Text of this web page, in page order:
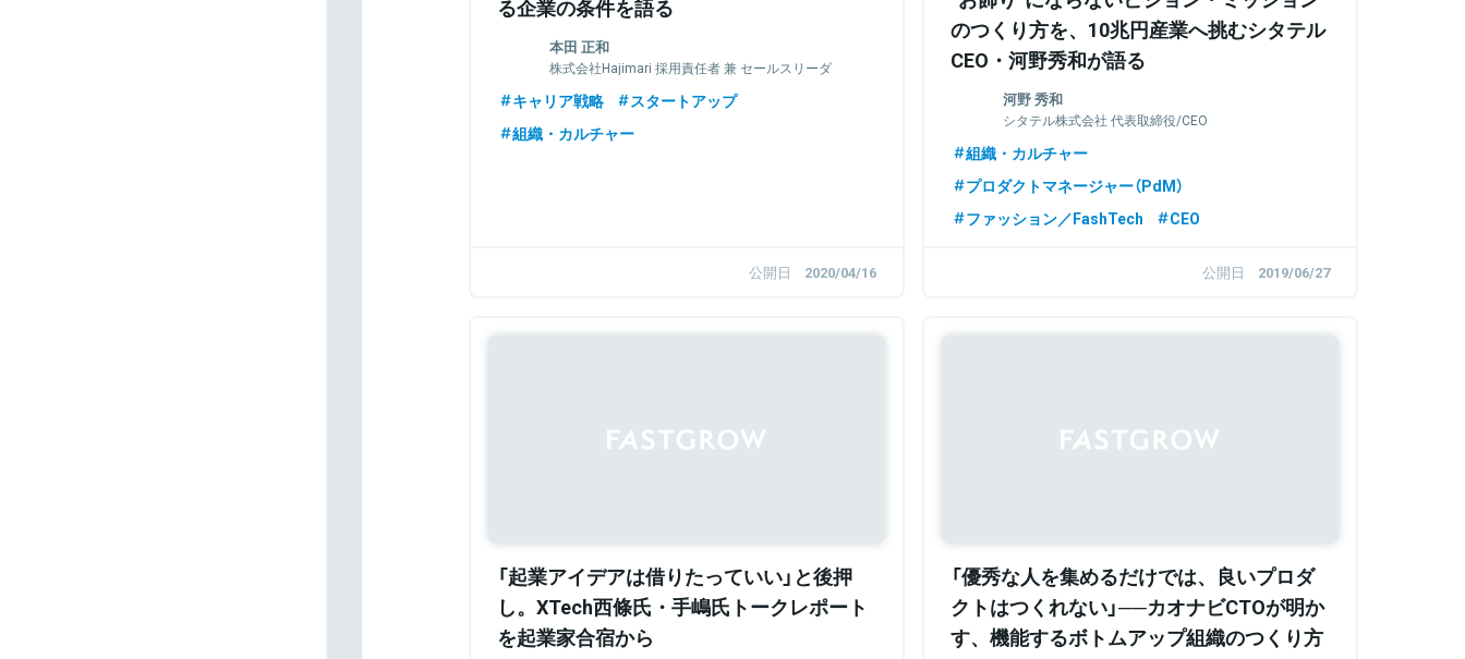
る企業の条件を語る
本田 正和
株式会社Hajimari 採用責任者 兼 セールスリーダ
キャリア戦略
スタートアップ
組織・カルチャー
公開日 2020/04/16
のつくり方を、10兆円産業へ挑むシタテル
CEO・河野秀和が語る
河野 秀和
シタテル株式会社 代表取締役/CEO
組織・カルチャー
プロダクトマネージャー（PdM）
ファッション／FashTech
CEO
公開日 2019/06/27
「起業アイデアは借りたっていい」と後押
し。XTech西條氏・手嶋氏トークレポート
を起業家合宿から
「優秀な人を集めるだけでは、良いプロダ
クトはつくれない」──カオナビCTOが明か
す、機能するボトムアップ組織のつくり方